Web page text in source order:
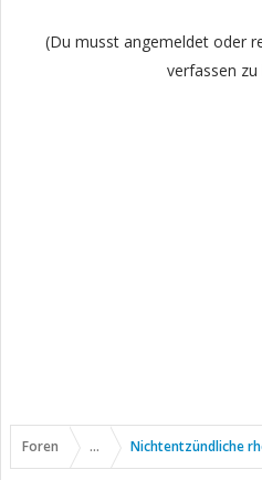
(Du musst angemeldet oder
verfassen zu
Foren ... Nichtentzündliche